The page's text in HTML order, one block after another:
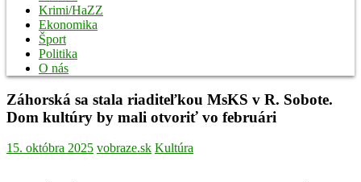
Krimi/HaZZ
Ekonomika
Šport
Politika
O nás
Záhorská sa stala riaditeľkou MsKS v R. Sobote.
Dom kultúry by mali otvoriť vo februári
15. októbra 2025 vobraze.sk Kultúra